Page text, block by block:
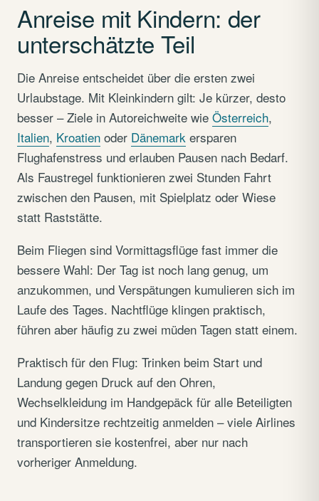
Anreise mit Kindern: der
unterschätzte Teil
Die Anreise entscheidet über die ersten zwei
Urlaubstage. Mit Kleinkindern gilt: Je kürzer, desto
besser – Ziele in Autoreichweite wie Österreich,
Italien, Kroatien oder Dänemark ersparen
Flughafenstress und erlauben Pausen nach Bedarf.
Als Faustregel funktionieren zwei Stunden Fahrt
zwischen den Pausen, mit Spielplatz oder Wiese
statt Raststätte.
Beim Fliegen sind Vormittagsflüge fast immer die
bessere Wahl: Der Tag ist noch lang genug, um
anzukommen, und Verspätungen kumulieren sich im
Laufe des Tages. Nachtflüge klingen praktisch,
führen aber häufig zu zwei müden Tagen statt einem.
Praktisch für den Flug: Trinken beim Start und
Landung gegen Druck auf den Ohren,
Wechselkleidung im Handgepäck für alle Beteiligten
und Kindersitze rechtzeitig anmelden – viele Airlines
transportieren sie kostenfrei, aber nur nach
vorheriger Anmeldung.